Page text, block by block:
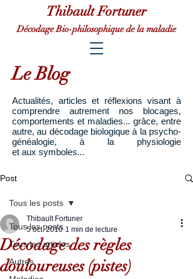
Thibault Fortuner
Décodage Bio-philosophique de la maladie
Le Blog
Actualités, articles et réflexions visant à
comprendre autrement nos blocages,
comportements et maladies... grâce, entre
autre, au décodage biologique à la psycho-
généalogie, à la physiologie
et aux symboles...
Post
Tous les posts
Tous les articles
Autres
Tous les posts
Décodage des règles
douloureuses (pistes)
Thibault Fortuner
5 oct. 2010 1 min de lecture